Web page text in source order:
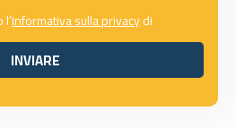
Informativa sulla privacydi
INVIARE
INVIARE